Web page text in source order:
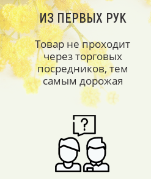
ИЗ ПЕРВЫХ РУК
Товар не проходит
через торговых
посредников, тем
самым дорожая